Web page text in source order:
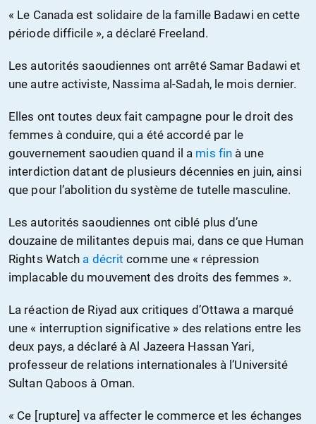
« Le Canada est solidaire de la famille Badawi en cette
période difficile », a déclaré Freeland.
Les autorités saoudiennes ont arrêté Samar Badawi et
une autre activiste, Nassima al-Sadah, le mois dernier.
Elles ont toutes deux fait campagne pour le droit des
femmes à conduire, qui a été accordé par le
gouvernement saoudien quand il a mis fin à une
interdiction datant de plusieurs décennies en juin, ainsi
que pour l’abolition du système de tutelle masculine.
Les autorités saoudiennes ont ciblé plus d’une
douzaine de militantes depuis mai, dans ce que Human
Rights Watch a décrit comme une « répression
implacable du mouvement des droits des femmes ».
La réaction de Riyad aux critiques d’Ottawa a marqué
une « interruption significative » des relations entre les
deux pays, a déclaré à Al Jazeera Hassan Yari,
professeur de relations internationales à l’Université
Sultan Qaboos à Oman.
« Ce [rupture] va affecter le commerce et les échanges